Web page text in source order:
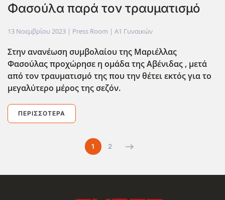
Φασούλα παρά τον τραυματισμό
13 Νοεμβρίου 2023 | Press Room | Α1 Γυναικών
Στην ανανέωση συμβολαίου της Μαριέλλας
Φασούλας προχώρησε η ομάδα της Αβένιδας , μετά
από τον τραυματισμό της που την θέτει εκτός για το
μεγαλύτερο μέρος της σεζόν.
ΠΕΡΙΣΣΌΤΕΡΑ
1 2